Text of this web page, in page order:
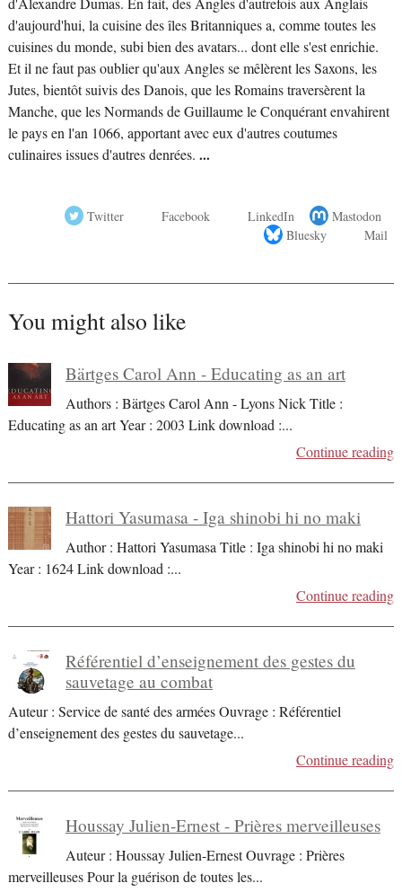
d'aujourd'hui, la cuisine des îles Britanniques a, comme toutes les
cuisines du monde, subi bien des avatars... dont elle s'est enrichie.
Et il ne faut pas oublier qu'aux Angles se mêlèrent les Saxons, les
Jutes, bientôt suivis des Danois, que les Romains traversèrent la
Manche, que les Normands de Guillaume le Conquérant envahirent
le pays en l'an 1066, apportant avec eux d'autres coutumes
culinaires issues d'autres denrées. ...
Twitter Facebook LinkedIn
Mastodon
Bluesky
Mail
You might also like
Bärtges Carol Ann - Educating as an art
Authors : Bärtges Carol Ann - Lyons Nick Title :
Educating as an art Year : 2003 Link download :...
Continue reading
Hattori Yasumasa - Iga shinobi hi no maki
Author : Hattori Yasumasa Title : Iga shinobi hi no maki
Year : 1624 Link download :...
Continue reading
Référentiel d’enseignement des gestes du
sauvetage au combat
Auteur : Service de santé des armées Ouvrage : Référentiel
d’enseignement des gestes du sauvetage...
Continue reading
Houssay Julien-Ernest - Prières merveilleuses
Auteur : Houssay Julien-Ernest Ouvrage : Prières
merveilleuses Pour la guérison de toutes les...